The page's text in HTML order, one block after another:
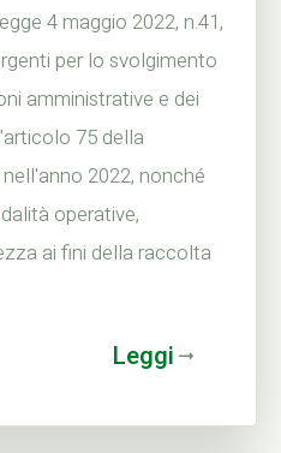
4 maggio 2022, n.41,
per lo svolgimento
amministrative e dei
75 della
2022, nonché
operative,
ai fini della raccolta
Leggi